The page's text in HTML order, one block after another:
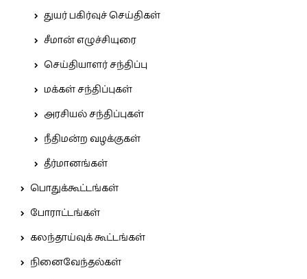
துயர் பகிர்வுச் செய்திகள்
சீமான் எழுச்சியுரை
செய்தியாளர் சந்திப்பு
மக்கள் சந்திப்புகள்
அரசியல் சந்திப்புகள்
நீதிமன்ற வழக்குகள்
தீர்மானங்கள்
பொதுக்கூட்டங்கள்
போராட்டங்கள்
கலந்தாய்வுக் கூட்டங்கள்
நினைவேந்தல்கள்